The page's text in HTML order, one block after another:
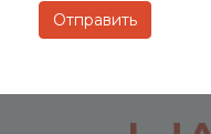
Задать вопрос